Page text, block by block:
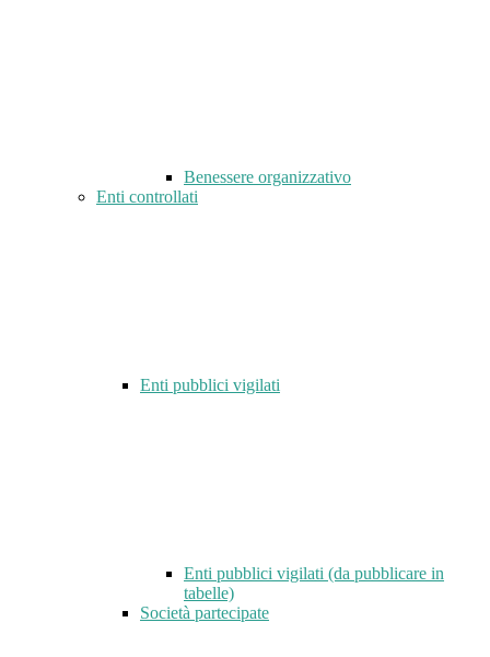
Benessere organizzativo
Enti controllati
Enti pubblici vigilati
Enti pubblici vigilati (da pubblicare in
tabelle)
Società partecipate